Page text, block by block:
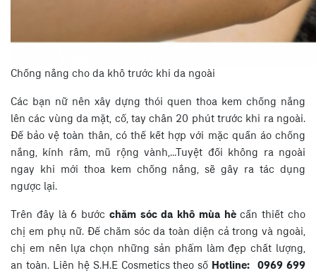
Chống nắng cho da khô trước khi da ngoài
Các bạn nữ nên xây dựng thói quen thoa kem chống nắng
lên các vùng da mặt, cổ, tay chân 20 phút trước khi ra ngoài.
Để bảo vệ toàn thân, có thể kết hợp với mặc quần áo chống
nắng, kính râm, mũ rộng vành,…Tuyệt đối không ra ngoài
ngay khi mới thoa kem chống nắng, sẽ gây ra tác dụng
ngược lại.
Trên đây là 6 bước chăm sóc da khô mùa hècần thiết cho
chị em phụ nữ. Để chăm sóc da toàn diện cả trong và ngoài,
chị em nên lựa chọn những sản phẩm làm đẹp chất lượng,
an toàn. Liên hệ S.H.E Cosmetics theo số Hotline:0969 699